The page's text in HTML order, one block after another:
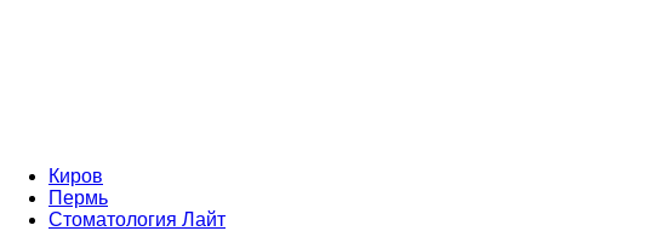
Киров
Пермь
Стоматология Лайт